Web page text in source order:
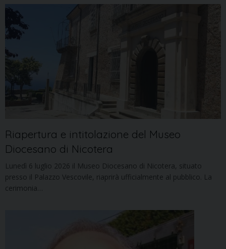
Riapertura e intitolazione del Museo
Diocesano di Nicotera
Lunedì 6 luglio 2026 il Museo Diocesano di Nicotera, situato
presso il Palazzo Vescovile, riaprirà ufficialmente al pubblico. La
cerimonia…